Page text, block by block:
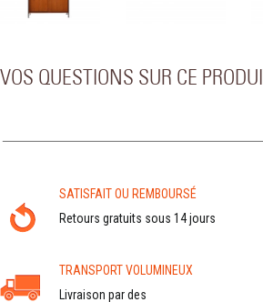
VOS QUESTIONS SUR CE PRODUIT
SATISFAIT OU REMBOURSÉ
Retours gratuits sous 14 jours
TRANSPORT VOLUMINEUX
Livraison par des